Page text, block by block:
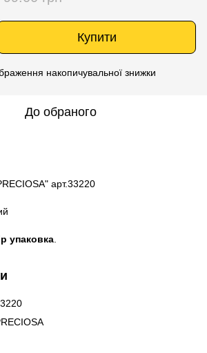
Купити
накопичувальної знижки
До обраного
арт.33220
упаковка